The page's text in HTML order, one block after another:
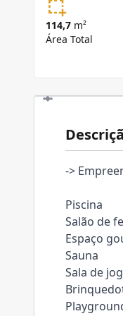
114,7 m²
Área Total
->
Piscina
Salão de
Espaço
Sauna
Sala de